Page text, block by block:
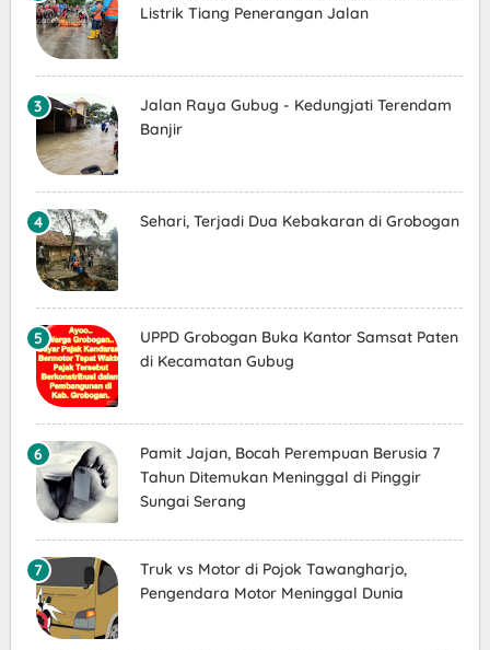
Listrik Tiang Penerangan Jalan
Jalan Raya Gubug - Kedungjati Terendam
Banjir
Sehari, Terjadi Dua Kebakaran di Grobogan
UPPD Grobogan Buka Kantor Samsat Paten
di Kecamatan Gubug
Pamit Jajan, Bocah Perempuan Berusia 7
Tahun Ditemukan Meninggal di Pinggir
Sungai Serang
Truk vs Motor di Pojok Tawangharjo,
Pengendara Motor Meninggal Dunia